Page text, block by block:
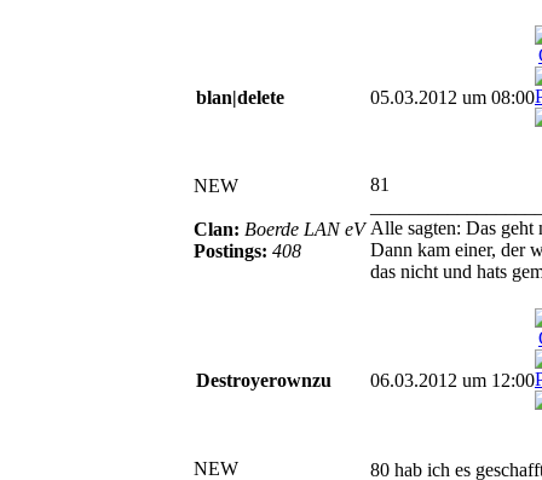
blan|delete 05.03.2012 um 08:00
NEW
Clan: Boerde LAN eV
Postings: 408
81
Alle sagten: Das geht
Dann kam einer, der
das nicht und hats
Destroyerownzu 06.03.2012 um 12:00
NEW 80 hab ich es